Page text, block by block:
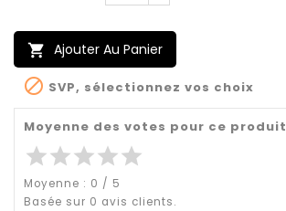
 Ajouter Au Panier
 SVP, sélectionnez vos choix
Moyenne des votes pour ce produit
starstarstarstarstar
Moyenne : 0 / 5
Basée sur 0 avis clients.